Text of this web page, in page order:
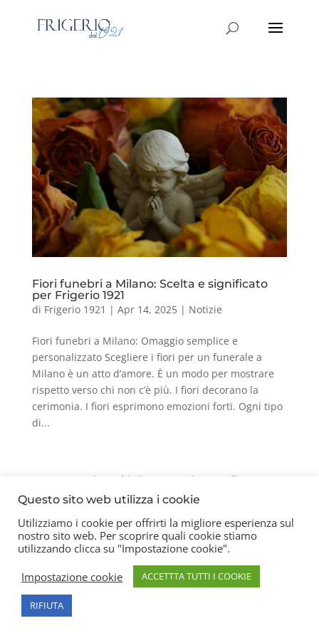
Fiori funebri a Milano: Scelta e significato
per Frigerio 1921
di Frigerio 1921 | Apr 14, 2025| Notizie
Fiori funebri a Milano: Omaggio semplice e
personalizzato Scegliere i fiori per un funerale a
Milano è un atto d’amore. È un modo per mostrare
rispetto verso chi non c’è più. I fiori decorano la
cerimonia. I fiori esprimono emozioni forti. Ogni tipo
di...
Contatti Chi siamo Privacy Policy
Copyright 2026 © Frigerio Renzo Snc P.IVA
08003270157
Questo sito web utilizza i cookie
Utilizziamo i cookie per offrirti la migliore esperienza sul
nostro sito web. Per scoprire quali cookie stiamo
utilizzando clicca su "Impostazione cookie".
Impostazione cookie
ACCETTTA TUTTI I COOKIE
RIFIUTA